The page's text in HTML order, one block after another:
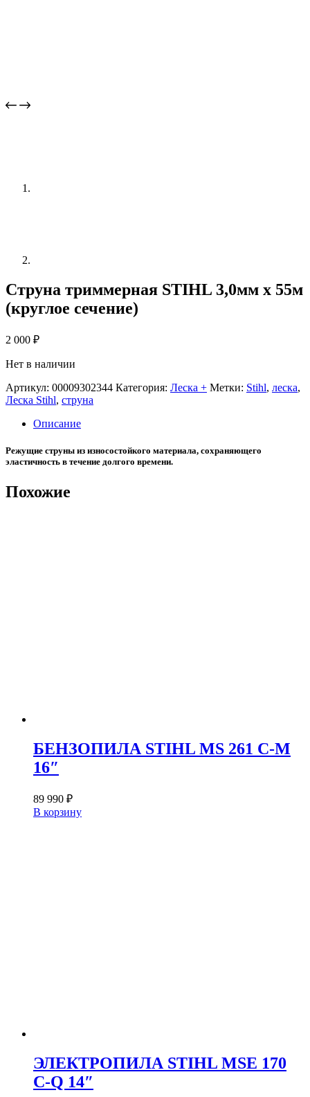
Струна триммерная STIHL 3,0мм х 55м
(круглое сечение)
2 000 ₽
Нет в наличии
Артикул: 00009302344 Категория: Леска + Метки: Stihl, леска,
Леска Stihl, струна
Описание
Режущие струны из износостойкого материала, сохраняющего
эластичность в течение долгого времени.
Похожие
БЕНЗОПИЛА STIHL MS 261 C-M
16″
89 990 ₽
В корзину
ЭЛЕКТРОПИЛА STIHL MSE 170
C-Q 14″